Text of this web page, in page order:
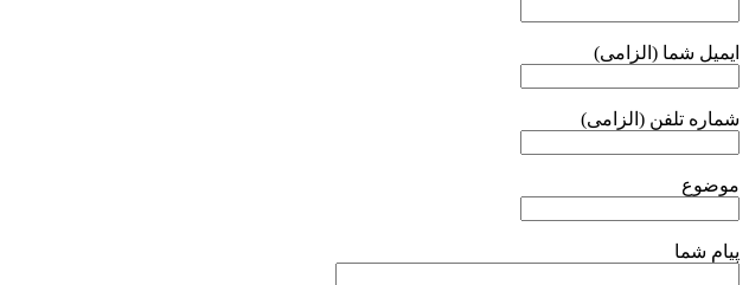
ایمیل شما (الزامی)
شماره تلفن (الزامی)
موضوع
پیام شما